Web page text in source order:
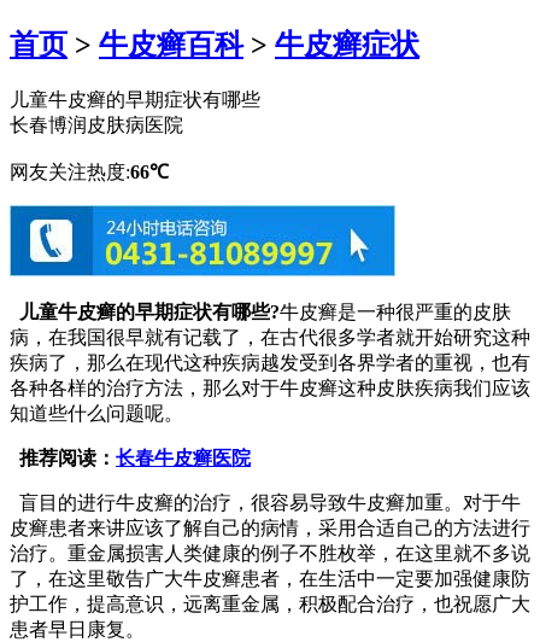
首页 > 牛皮癣百科> 牛皮癣症状
儿童牛皮癣的早期症状有哪些
长春博润皮肤病医院
网友关注热度:66℃
儿童牛皮癣的早期症状有哪些?牛皮癣是一种很严重的皮肤
病，在我国很早就有记载了，在古代很多学者就开始研究这种
疾病了，那么在现代这种疾病越发受到各界学者的重视，也有
各种各样的治疗方法，那么对于牛皮癣这种皮肤疾病我们应该
知道些什么问题呢。
推荐阅读： 长春牛皮癣医院
盲目的进行牛皮癣的治疗，很容易导致牛皮癣加重。对于牛
皮癣患者来讲应该了解自己的病情，采用合适自己的方法进行
治疗。重金属损害人类健康的例子不胜枚举，在这里就不多说
了，在这里敬告广大牛皮癣患者，在生活中一定要加强健康防
护工作，提高意识，远离重金属，积极配合治疗，也祝愿广大
患者早日康复。